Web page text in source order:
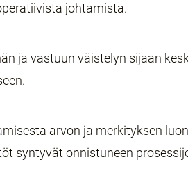
johtamista.
ja vastuun väistelyn sijaan
arvon ja merkityksen
syntyvät onnistuneen